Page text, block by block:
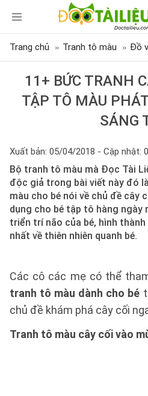
Trang chủ Tranh tô màu Đồ
11+ BỨC TRANH
TẬP TÔ MÀU
SÁNG
Xuất bản: 05/04/2018 - Cập nhật:
Bộ tranh tô màu mà Đọc Tài
độc giả trong bài viết này đó
màu cho bé nói về chủ đề cây
dụng cho bé tập tô hàng
triển trí não của bé, hình
nhất về thiên nhiên quanh bé.
Các cô các mẹ có thể
tranh tô màu dành cho bé
chủ đề khám phá cây cối
Tranh tô màu cây cối vào